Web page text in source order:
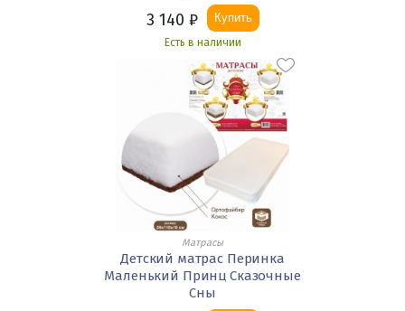
3 140 ₽ Купить
Есть в наличии
Матрасы
Детский матрас Перинка
Маленький Принц Сказочные
Сны